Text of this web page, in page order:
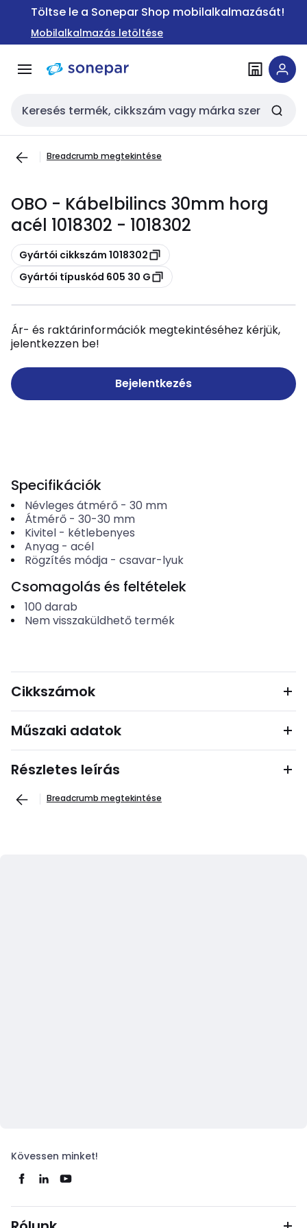
Ugrás a
Ugrás a
tartalomra
Töltse le a Sonepar Shop mobilalkalmazását!
Mobilalkalmazás letöltése
Keresési bemenet
Breadcrumb megtekintése
OBO - Kábelbilincs 30mm horg
acél 1018302 - 1018302
Másolás
Gyártói cikkszám 1018302
Másolás
Gyártói típuskód 605 30 G
Ár- és raktárinformációk megtekintéséhez kérjük,
jelentkezzen be!
Bejelentkezés
Specifikációk
Névleges átmérő- 30 mm
Átmérő- 30-30 mm
Kivitel- kétlebenyes
Anyag- acél
Rögzítés módja- csavar-lyuk
Csomagolás és feltételek
100 darab
Nem visszaküldhető termék
Cikkszámok
Műszaki adatok
Részletes leírás
Breadcrumb megtekintése
Kövessen minket!